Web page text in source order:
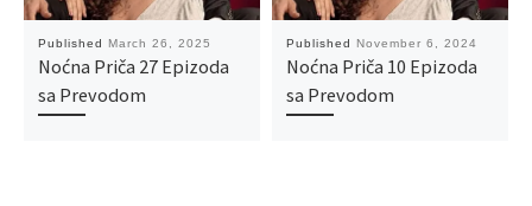
Published March 26, 2025
Noćna Priča 27 Epizoda
sa Prevodom
Published November 6, 2024
Noćna Priča 10 Epizoda
sa Prevodom